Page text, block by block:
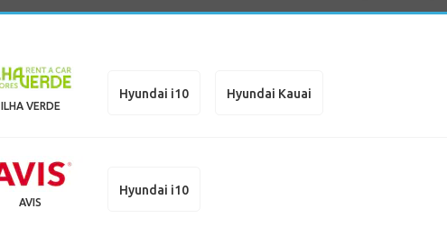
ILHA VERDE
Hyundai i10 Hyundai Kauai
AVIS
Hyundai i10